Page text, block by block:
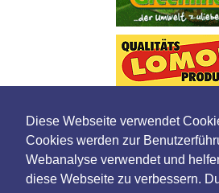
Diese Webseite verwendet
Cookies werden zur
Webanalyse verwendet und
diese Webseite zu verbessern.